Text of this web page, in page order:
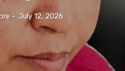
- July 12, 2026